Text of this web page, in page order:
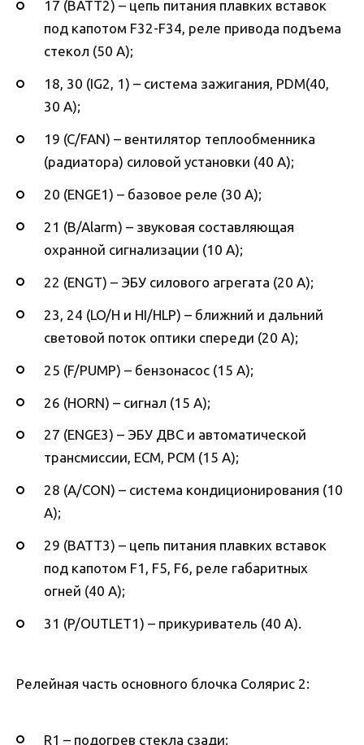
17 (BATT2) – цепь питания плавких вставок
под капотом F32-F34, реле привода подъема
стекол (50 А);
18, 30 (IG2, 1) – система зажигания, PDM(40,
30 А);
19 (C/FAN) – вентилятор теплообменника
(радиатора) силовой установки (40 А);
20 (ENGE1) – базовое реле (30 А);
21 (B/Alarm) – звуковая составляющая
охранной сигнализации (10 А);
22 (ENGT) – ЭБУ силового агрегата (20 А);
23, 24 (LO/H и HI/HLP) – ближний и дальний
световой поток оптики спереди (20 А);
25 (F/PUMP) – бензонасос (15 А);
26 (HORN) – сигнал (15 А);
27 (ENGE3) – ЭБУ ДВС и автоматической
трансмиссии, ECM, PCM (15 А);
28 (A/CON) – система кондиционирования (10
А);
29 (BATT3) – цепь питания плавких вставок
под капотом F1, F5, F6, реле габаритных
огней (40 А);
31 (P/OUTLET1) – прикуриватель (40 А).
Релейная часть основного блочка Солярис 2:
R1 – подогрев стекла сзади;